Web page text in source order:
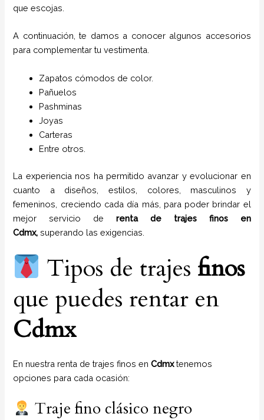
que escojas.
A continuación, te damos a conocer algunos accesorios
para complementar tu vestimenta.
Zapatos cómodos de color.
Pañuelos
Pashminas
Joyas
Carteras
Entre otros.
La experiencia nos ha permitido avanzar y evolucionar en
cuanto a diseños, estilos, colores, masculinos y
femeninos, creciendo cada día más, para poder brindar el
mejor servicio derenta de trajes finos en
Cdmx, superando las exigencias.
Tipos de trajes finos
que puedes rentar en
Cdmx
En nuestra renta de trajes finos enCdmxtenemos
opciones para cada ocasión:
Traje fino clásico negro